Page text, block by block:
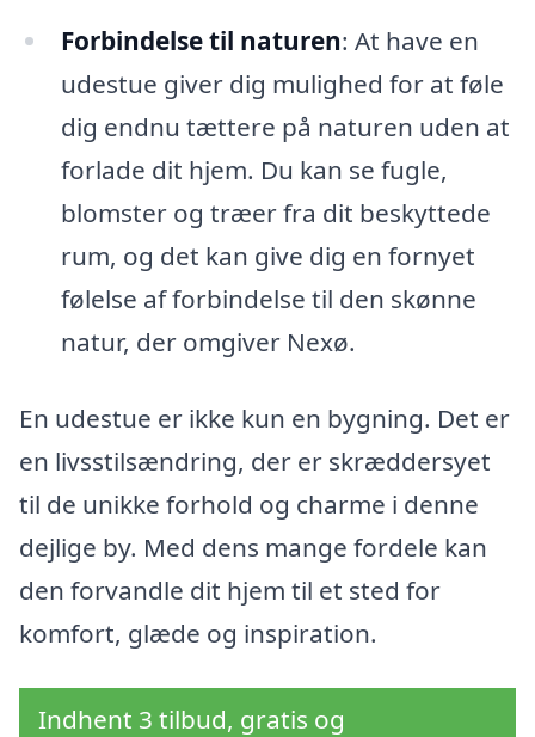
Forbindelse til naturen: At have en
udestue giver dig mulighed for at føle
dig endnu tættere på naturen uden at
forlade dit hjem. Du kan se fugle,
blomster og træer fra dit beskyttede
rum, og det kan give dig en fornyet
følelse af forbindelse til den skønne
natur, der omgiver Nexø.
En udestue er ikke kun en bygning. Det er
en livsstilsændring, der er skræddersyet
til de unikke forhold og charme i denne
dejlige by. Med dens mange fordele kan
den forvandle dit hjem til et sted for
komfort, glæde og inspiration.
Indhent 3 tilbud, gratis og